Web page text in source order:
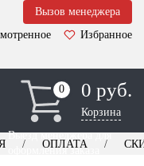
Вызов менеджера
Избранное
0
0 0 руб.
Корзина
Выезд менеджера для
оформления заказа
ОПЛАТА